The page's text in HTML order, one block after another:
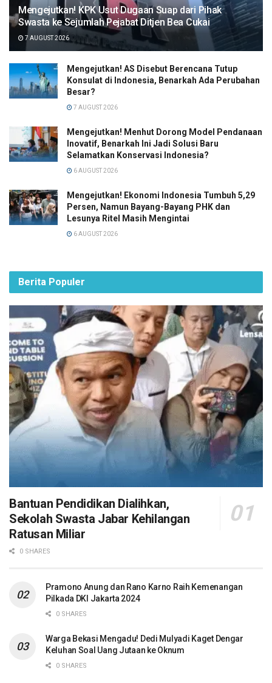
Mengejutkan! KPK Usut Dugaan Suap dari Pihak
Swasta ke Sejumlah Pejabat Ditjen Bea Cukai
7 AUGUST 2026
Mengejutkan! AS Disebut Berencana Tutup
Konsulat di Indonesia, Benarkah Ada Perubahan
Besar?
7 AUGUST 2026
Mengejutkan! Menhut Dorong Model Pendanaan
Inovatif, Benarkah Ini Jadi Solusi Baru
Selamatkan Konservasi Indonesia?
6 AUGUST 2026
Mengejutkan! Ekonomi Indonesia Tumbuh 5,29
Persen, Namun Bayang-Bayang PHK dan
Lesunya Ritel Masih Mengintai
6 AUGUST 2026
Berita Populer
Bantuan Pendidikan Dialihkan,
Sekolah Swasta Jabar Kehilangan
Ratusan Miliar
0 SHARES
Pramono Anung dan Rano Karno Raih Kemenangan
Pilkada DKI Jakarta 2024
0 SHARES
Warga Bekasi Mengadu! Dedi Mulyadi Kaget Dengar
Keluhan Soal Uang Jutaan ke Oknum
0 SHARES